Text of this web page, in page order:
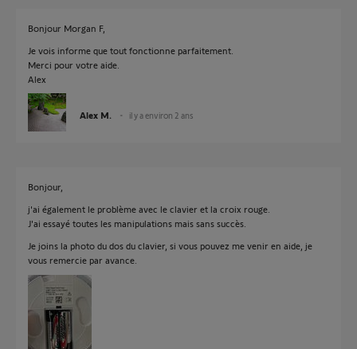
Bonjour Morgan F,
Je vois informe que tout fonctionne parfaitement.
Merci pour votre aide.
Alex
Alex M. il y a environ 2 ans
Bonjour,
j'ai également le problème avec le clavier et la croix rouge.
J'ai essayé toutes les manipulations mais sans succès.
Je joins la photo du dos du clavier, si vous pouvez me venir en aide, je
vous remercie par avance.